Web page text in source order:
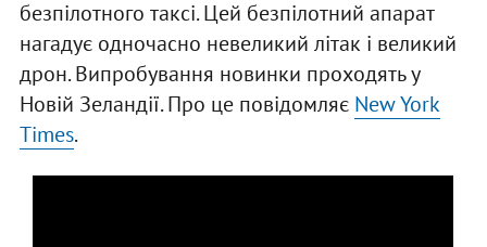
безпілотного таксі. Цей безпілотний апарат
нагадує одночасно невеликий літак і великий
дрон. Випробування новинки проходять у
Новій Зеландії. Про це повідомляє New York
Times.